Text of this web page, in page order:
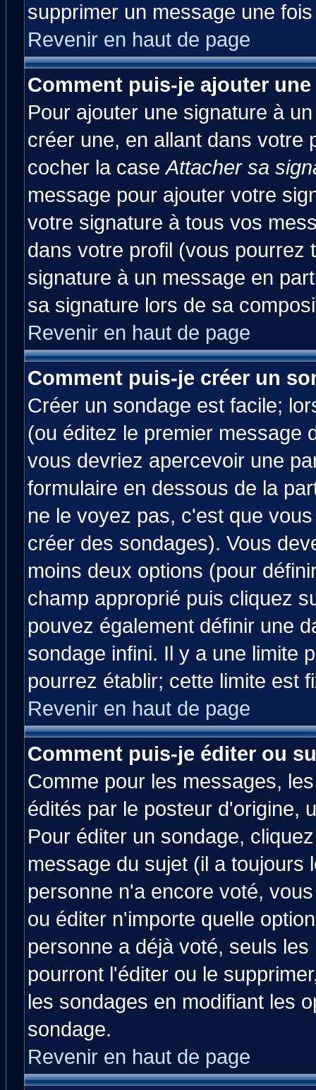
supprimer un message une
Revenir en haut de page
Comment puis-je ajouter
Pour ajouter une signature à
créer une, en allant dans votre
cocher la caseAttacher sa
message pour ajouter votre
votre signature à tous vos
dans votre profil (vous pourrez
signature à un message en
sa signature lors de sa
Revenir en haut de page
Comment puis-je créer un
Créer un sondage est facile;
(ou éditez le premier message
vous devriez apercevoir une
formulaire en dessous de la
ne le voyez pas, c'est que
créer des sondages). Vous
moins deux options (pour
champ approprié puis cliquez
pouvez également définir une
sondage infini. Il y a une limite
pourrez établir; cette limite est
Revenir en haut de page
Comment puis-je éditer ou
Comme pour les messages,
édités par le posteur d'origine,
Pour éditer un sondage,
message du sujet (il a toujours
personne n'a encore voté,
ou éditer n'importe quelle
personne a déjà voté, seuls
pourront l'éditer ou le
les sondages en modifiant les
sondage.
Revenir en haut de page